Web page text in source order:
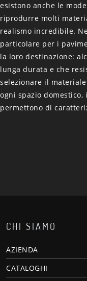
esistono anche le
riprodurre molti
realismo incredibile.
particolare per i
la loro destinazione:
lunga durata e che
selezionare il
ogni spazio
permettono di
CHI SIAMO
AZIENDA
CATALOGHI